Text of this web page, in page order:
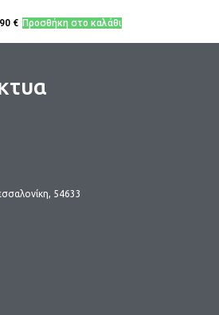
€ Προσθήκη στο καλάθι
54633